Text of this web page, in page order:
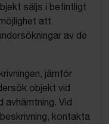
säljs i befintligt
att
av de
jämför
objekt vid
avhämtning. Vid
kontakta